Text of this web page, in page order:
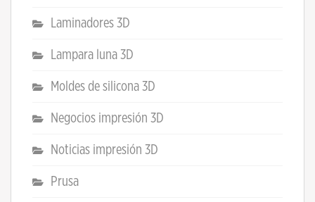
Laminadores 3D
Lampara luna 3D
Moldes de silicona 3D
Negocios impresión 3D
Noticias impresión 3D
Prusa